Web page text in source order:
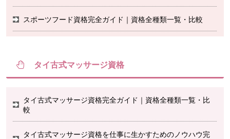
スポーツフード資格完全ガイド｜資格全種類一覧・比較
タイ古式マッサージ資格
タイ古式マッサージ資格完全ガイド｜資格全種類一覧・比
較
タイ古式マッサージ資格を仕事に生かすためのノウハウ完